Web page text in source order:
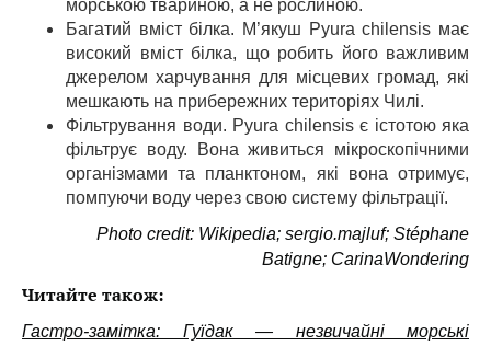
морською твариною, а не рослиною.
Багатий вміст білка. М’якуш Pyura chilensis має
високий вміст білка, що робить його важливим
джерелом харчування для місцевих громад, які
мешкають на прибережних територіях Чилі.
Фільтрування води. Pyura chilensis є істотою яка
фільтрує воду. Вона живиться мікроскопічними
організмами та планктоном, які вона отримує,
помпуючи воду через свою систему фільтрації.
Photo credit: Wikipedia; sergio.majluf; Stéphane
Batigne; CarinaWondering
Читайте також:
Гастро-замітка: Гуїдак — незвичайні морські